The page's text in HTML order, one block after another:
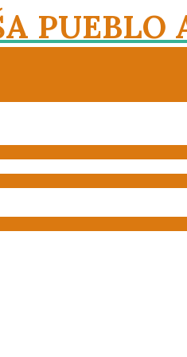
PUEBLO